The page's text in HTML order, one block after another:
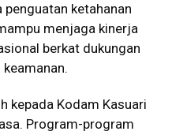
ketahanan
menjaga kinerja
berkat dukungan
kepada Kodam Kasuari
Program-program